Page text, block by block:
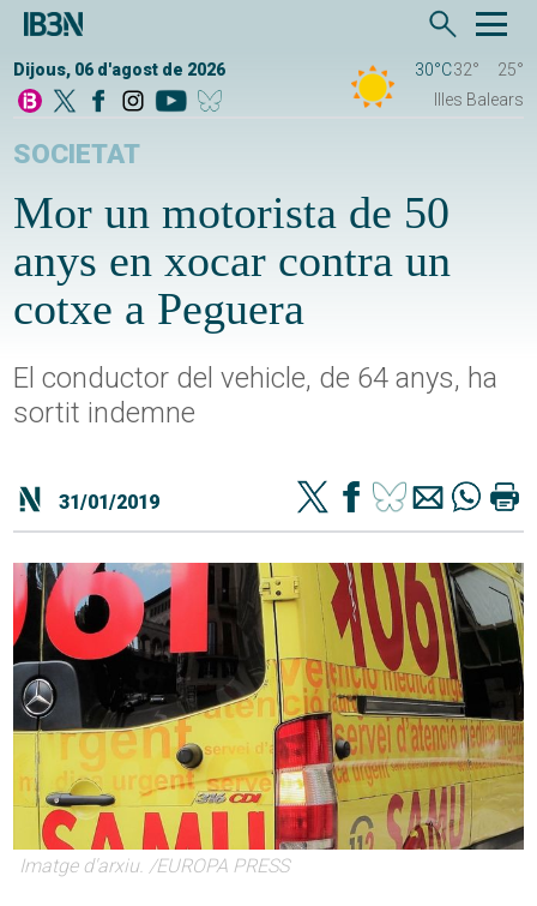
Dijous, 06 d'agost de 2026 30°C32°
25°
Illes Balears
SOCIETAT
Mor un motorista de 50
anys en xocar contra un
cotxe a Peguera
El conductor del vehicle, de 64 anys, ha
sortit indemne
31/01/2019
Imatge d'arxiu. /EUROPA PRESS